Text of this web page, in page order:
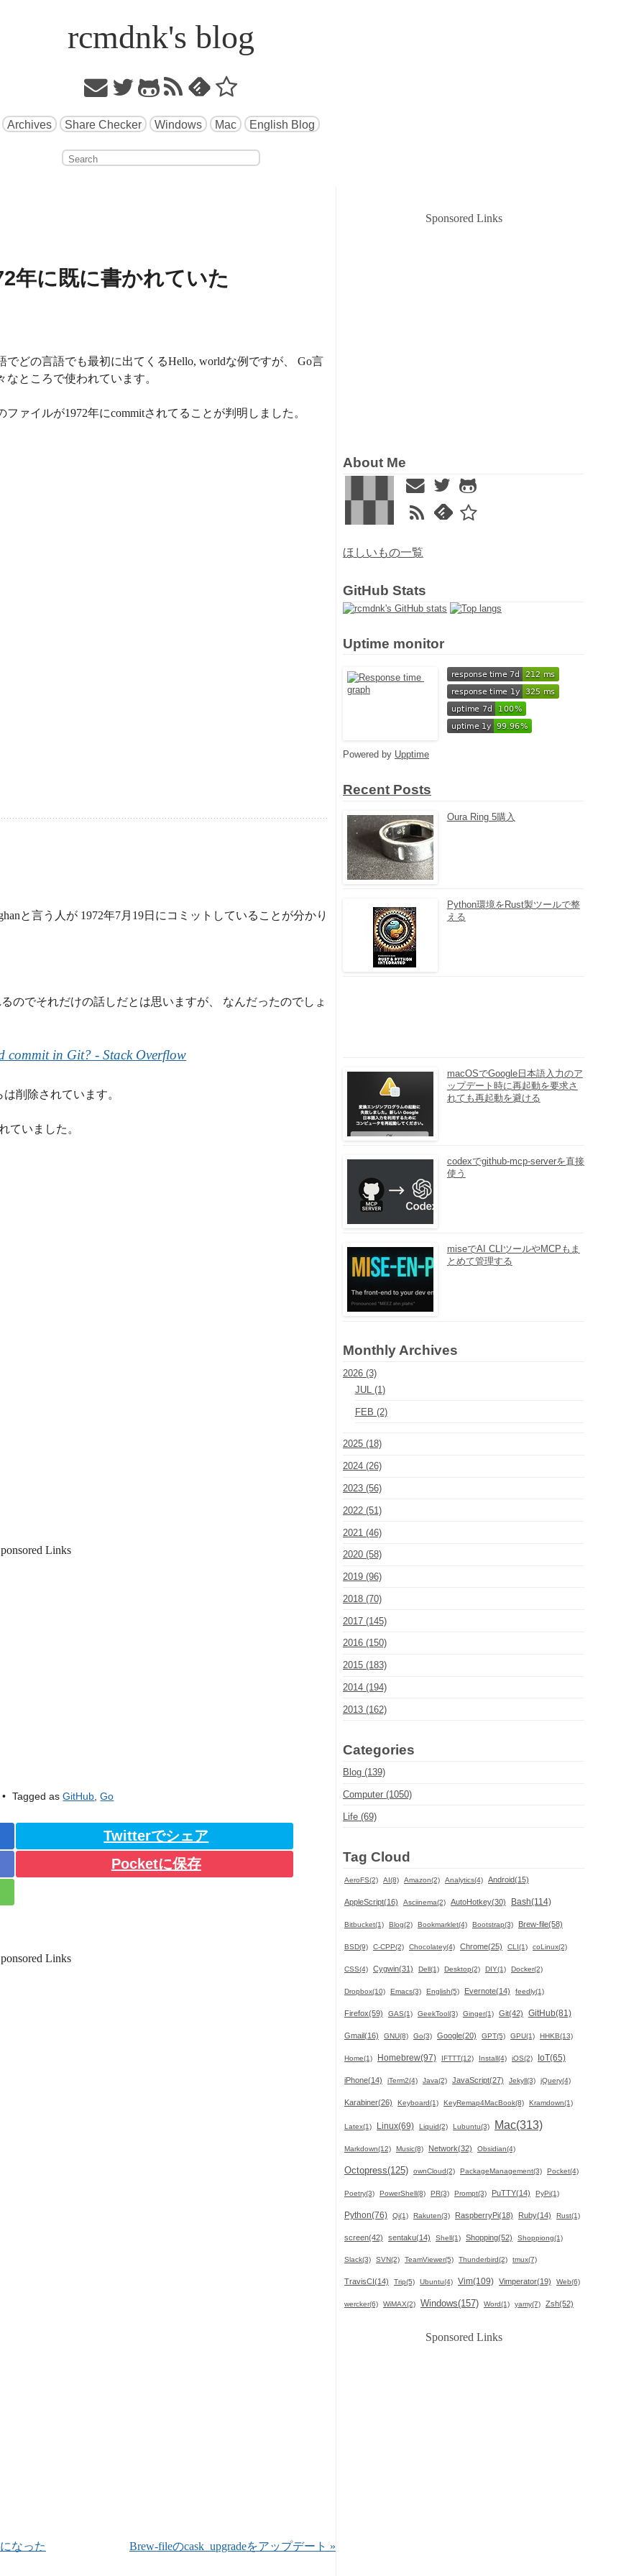
rcmdnk's blog
Archives Share Checker Windows Mac English Blog
年に既に書かれていた
でどの言語でも最初に出てくるHello, worldな例ですが、 Go言
なところで使われています。
ァイルが1972年にcommitされてることが判明しました。
と言う人が 1972年7月19日にコミットしていることが分かり
のでそれだけの話しだとは思いますが、 なんだったのでしょ
commit in Git? - Stack Overflow
削除されています。
ていました。
Links
Tagged asGitHub ,Go
Twitterでシェア
Pocketに保存
Links
なった Brew-fileのcask_upgradeをアップデート »
Sponsored Links
About Me
ほしいもの一覧
GitHub Stats
Uptime monitor
Powered by Upptime
Recent Posts
Oura Ring 5購入
Python環境をRust製ツールで整
える
macOSでGoogle日本語入力のア
ップデート時に再起動を要求さ
れても再起動を避ける
codexでgithub-mcp-serverを直接
使う
miseでAI CLIツールやMCPもま
とめて管理する
Monthly Archives
2026 (3)
JUL (1)
FEB (2)
2025 (18)
2024 (26)
2023 (56)
2022 (51)
2021 (46)
2020 (58)
2019 (96)
2018 (70)
2017 (145)
2016 (150)
2015 (183)
2014 (194)
2013 (162)
Categories
Blog (139)
Computer (1050)
Life (69)
Tag Cloud
AeroFS(2) AI(8) Amazon(2) Analytics(4) Android(15)
AppleScript(16) Asciinema(2) AutoHotkey(30) Bash(114)
Bitbucket(1) Blog(2) Bookmarklet(4) Bootstrap(3) Brew-file(58)
BSD(9) C-CPP(2) Chocolatey(4) Chrome(25) CLI(1) coLinux(2)
CSS(4) Cygwin(31) Dell(1) Desktop(2) DIY(1) Docker(2)
Dropbox(10) Emacs(3) English(5) Evernote(14) feedly(1)
Firefox(59) GAS(1) GeekTool(3) Ginger(1) Git(42) GitHub(81)
Gmail(16) GNU(8) Go(3) Google(20) GPT(5) GPU(1) HHKB(13)
Home(1) Homebrew(97) IFTTT(12) Install(4) iOS(2) IoT(65)
iPhone(14) iTerm2(4) Java(2) JavaScript(27) Jekyll(3) jQuery(4)
Karabiner(26) Keyboard(1) KeyRemap4MacBook(8) Kramdown(1)
Latex(1) Linux(69) Liquid(2) Lubuntu(3) Mac(313)
Markdown(12) Music(8) Network(32) Obsidian(4)
Octopress(125) ownCloud(2) PackageManagement(3) Pocket(4)
Poetry(3) PowerShell(8) PR(3) Prompt(3) PuTTY(14) PyPi(1)
Python(76) Qi(1) Rakuten(3) RaspberryPi(18) Ruby(14) Rust(1)
screen(42) sentaku(14) Shell(1) Shopping(52) Shoppiong(1)
Slack(3) SVN(2) TeamViewer(5) Thunderbird(2) tmux(7)
TravisCI(14) Trip(5) Ubuntu(4) Vim(109) Vimperator(19) Web(6)
wercker(6) WiMAX(2) Windows(157) Word(1) yamy(7) Zsh(52)
Sponsored Links